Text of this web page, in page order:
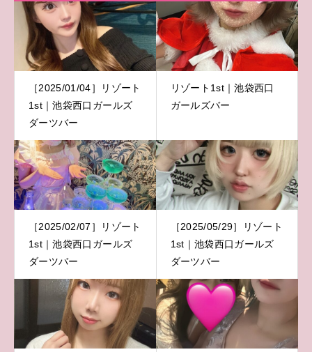
［2025/01/04］リゾート
1st｜池袋西口ガールズ
ダーツバー
リゾート1st｜池袋西口
ガールズバー
［2025/02/07］リゾート
1st｜池袋西口ガールズ
ダーツバー
［2025/05/29］リゾート
1st｜池袋西口ガールズ
ダーツバー